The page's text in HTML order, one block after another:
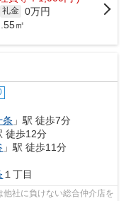
礼金 0万円
㎡
条 」駅 徒歩7分
徒歩12分
」駅 徒歩11分
１丁目
社に負けない総合仲介店を